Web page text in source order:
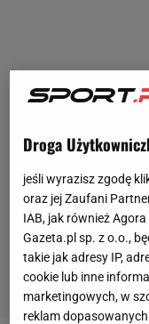
Droga
jeśli wyrazisz zgodę
oraz jej Zaufani
IAB, jak również
Gazeta.pl sp. z o.o.,
takie jak adresy IP,
cookie lub inne
marketingowych, w
reklam